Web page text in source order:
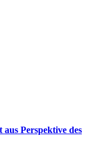
Perspektive des